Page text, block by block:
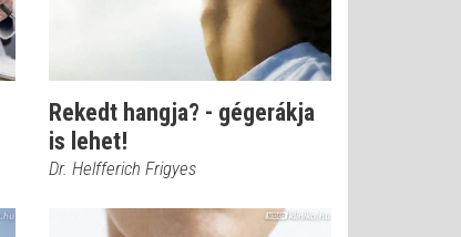
Rekedt hangja? - gégerákja
is lehet!
Dr. Helfferich Frigyes